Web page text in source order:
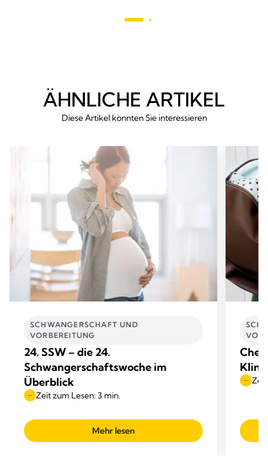
ÄHNLICHE ARTIKEL
Diese Artikel könnten Sie interessieren
SCHWANGERSCHAFT UND
VORBEREITUNG
24. SSW – die 24.
Schwangerschaftswoche im
Überblick
Zeit zum Lesen: 3 min.
Mehr lesen
Zeit